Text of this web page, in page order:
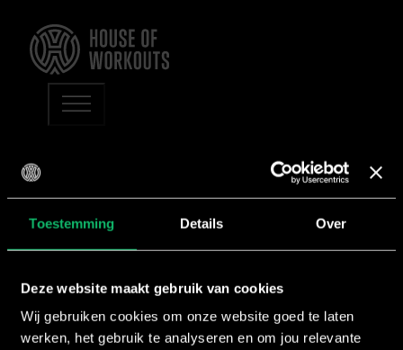
Toestemming Details Over
Deze website maakt gebruik van cookies
Wij gebruiken cookies om onze website goed te laten
werken, het gebruik te analyseren en om jou relevante
Programmalicentie
Start met een
Wil je aan de slag met een groepsfitnessprogramma
een licentie nodig. Als licentiehouder ontvang je elke